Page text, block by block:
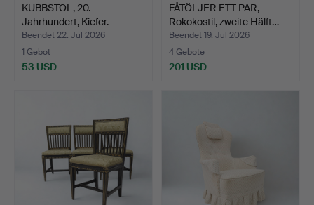
KUBBSTOL, 20.
Jahrhundert, Kiefer.
Beendet 22. Jul 2026
1 Gebot
53 USD
FÅTÖLJER ETT PAR,
Rokokostil, zweite Hälft…
Beendet 19. Jul 2026
4 Gebote
201 USD